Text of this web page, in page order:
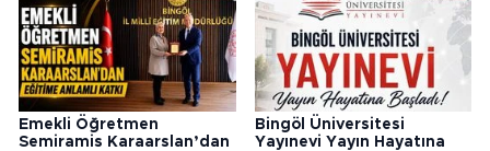
Emekli Öğretmen
Semiramis Karaarslan’dan
Bingöl Üniversitesi
Yayınevi Yayın Hayatına